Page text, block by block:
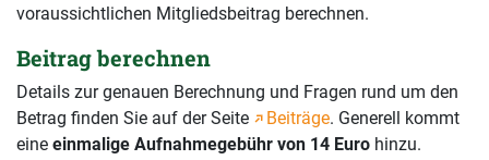
voraussichtlichen Mitgliedsbeitrag berechnen.
Beitrag berechnen
Details zur genauen Berechnung und Fragen rund um den
Betrag finden Sie auf der Seite
Beiträge. Generell kommt
eine einmalige Aufnahmegebühr von 14 Euro hinzu.